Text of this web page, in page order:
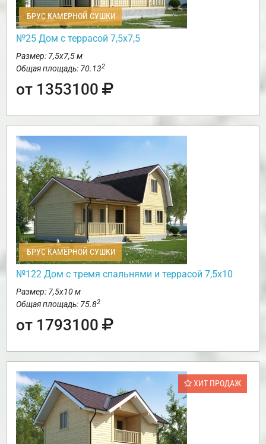
БРУС КАМЕРНОЙ СУШКИ
№25 Дом с террасой 7,5х7,5
Размер: 7,5х7,5 м
Общая площадь: 70.132
от 1353100
БРУС КАМЕРНОЙ СУШКИ
№122 Дом с тремя спальнями и террасой 7,5х10
Размер: 7,5х10 м
Общая площадь: 75.82
от 1793100
ХИТ ПРОДАЖ